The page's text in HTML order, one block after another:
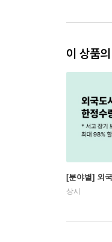
이 상품
[분야별] 외
상시